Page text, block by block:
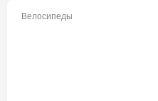
Велосипеды